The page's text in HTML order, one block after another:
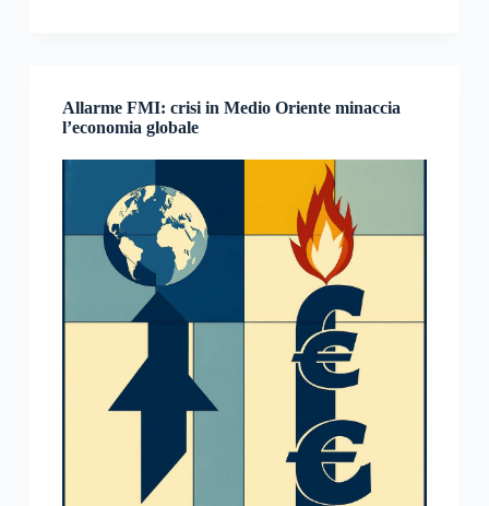
Allarme FMI: crisi in Medio Oriente minaccia
l’economia globale